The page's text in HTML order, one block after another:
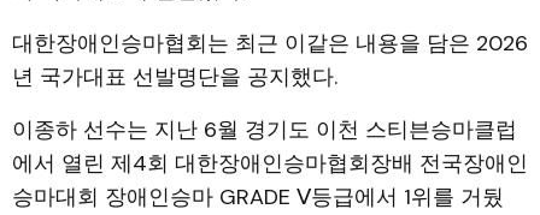
대한장애인승마협회는 최근 이같은 내용을 담은 2026
년 국가대표 선발명단을 공지했다.
이종하 선수는 지난 6월 경기도 이천 스티븐승마클럽
에서 열린 제4회 대한장애인승마협회장배 전국장애인
승마대회 장애인승마 GRADE Ⅴ등급에서 1위를 거뒀